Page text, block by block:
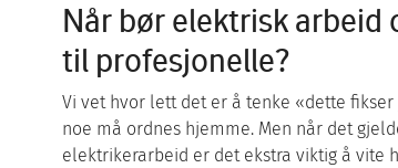
Når bør elektrisk arbeid
til profesjonelle?
Vi vet hvor lett det er å tenke «dette
noe må ordnes hjemme. Men når det
elektrikerarbeid er det ekstra viktig å vite